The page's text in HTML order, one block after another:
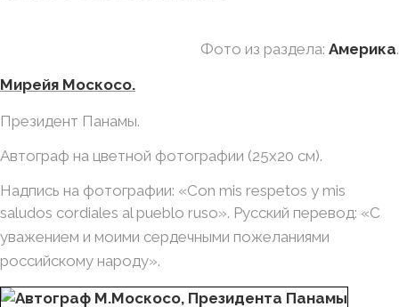
Фото из раздела: Америка.
Мирейя Москосо.
Президент Панамы.
Автограф на цветной фотографии (25х20 см).
Надпись на фотографии: «Con mis respetos y mis
saludos cordiales al pueblo ruso». Русский перевод: «С
уважением и моими сердечными пожеланиями
российскому народу».